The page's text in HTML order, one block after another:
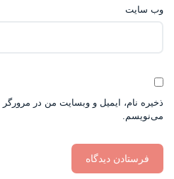
وب‌ سایت
ذخیره نام، ایمیل و وبسایت من در مرورگر
می‌نویسم.